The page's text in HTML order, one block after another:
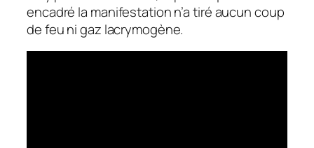
encadré la manifestation n’a tiré aucun coup
de feu ni gaz lacrymogène.